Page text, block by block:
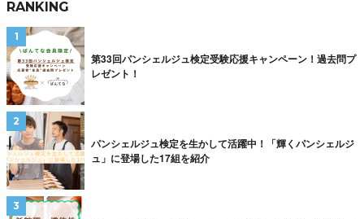
RANKING
第33回パンシェルジュ検定受験応援キャンペーン！過去問プ
レゼント！
パンシェルジュ検定を生かして活躍中！「輝くパンシェルジ
ュ」に登場した17組を紹介